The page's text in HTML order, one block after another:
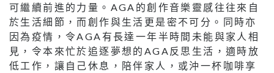
可繼續前進的力量。AGA的創作音樂靈感往往來自
於生活細節，而創作與生活更是密不可分。同時亦
因為疫情，令AGA有長達一年半時間未能與家人相
見，令本來忙於追逐夢想的AGA反思生活，適時放
低工作，讓自己休息，陪伴家人，或沖一杯咖啡享